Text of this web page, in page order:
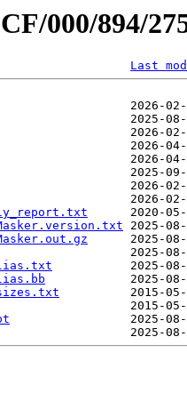
000/894/
Last
2026-
2025-
2026-
2026-
2026-
2025-
2026-
2026-
2020-
2025-
2025-
2025-
2025-
2025-
2015-
2015-
2025-